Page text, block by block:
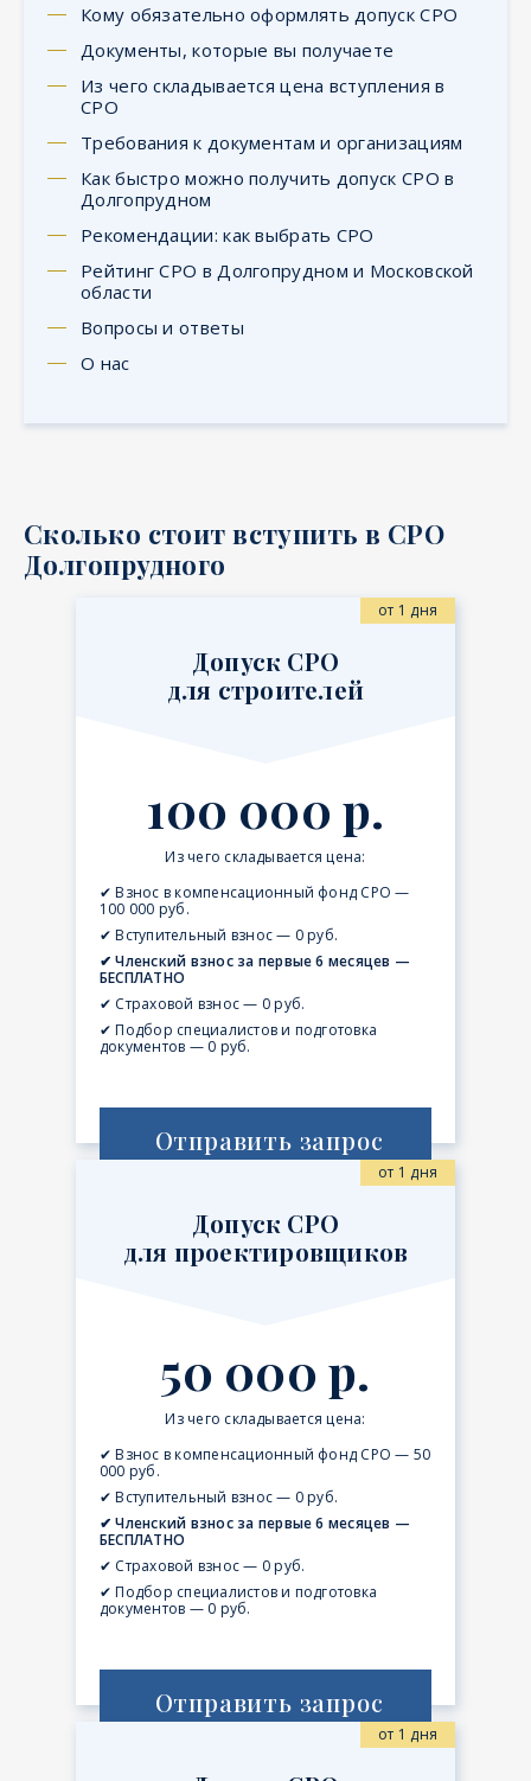
Кому обязательно оформлять допуск СРО
Документы, которые вы получаете
Из чего складывается цена вступления в
СРО
Требования к документам и организациям
Как быстро можно получить допуск СРО в
Долгопрудном
Рекомендации: как выбрать СРО
Рейтинг СРО в Долгопрудном и Московской
области
Вопросы и ответы
О нас
Сколько стоит вступить в СРО
Долгопрудного
от 1 дня
Допуск СРО
для строителей
100 000 р.
Из чего складывается цена:
✔ Взнос в компенсационный фонд СРО —
100 000 руб.
✔ Вступительный взнос — 0 руб.
✔ Членский взнос за первые 6 месяцев —
БЕСПЛАТНО
✔ Страховой взнос — 0 руб.
✔ Подбор специалистов и подготовка
документов — 0 руб.
Отправить запрос
от 1 дня
Допуск СРО
для проектировщиков
50 000 р.
Из чего складывается цена:
✔ Взнос в компенсационный фонд СРО — 50
000 руб.
✔ Вступительный взнос — 0 руб.
✔ Членский взнос за первые 6 месяцев —
БЕСПЛАТНО
✔ Страховой взнос — 0 руб.
✔ Подбор специалистов и подготовка
документов — 0 руб.
Отправить запрос
от 1 дня